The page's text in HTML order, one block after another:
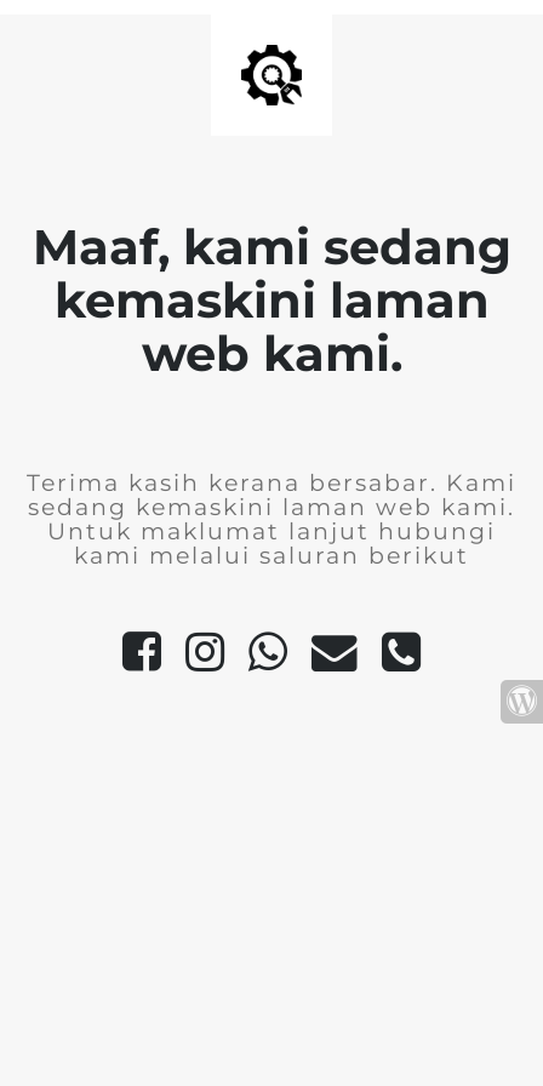
Maaf, kami sedang
kemaskini laman
web kami.
Terima kasih kerana bersabar. Kami
sedang kemaskini laman web kami.
Untuk maklumat lanjut hubungi
kami melalui saluran berikut